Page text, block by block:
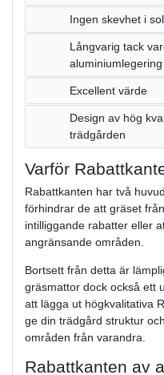
Ingen skevhet i
Långvarig tack
aluminiumlegering
Excellent värde
Design av hög
trädgården
Varför
Rabattkanten har två
förhindrar de att gräset
intilliggande rabatter eller
angränsande områden.
Bortsett från detta är
gräsmattor dock också ett
att lägga ut högkvalitativa
ge din trädgård struktur
områden från varandra.
Rabattkanten av